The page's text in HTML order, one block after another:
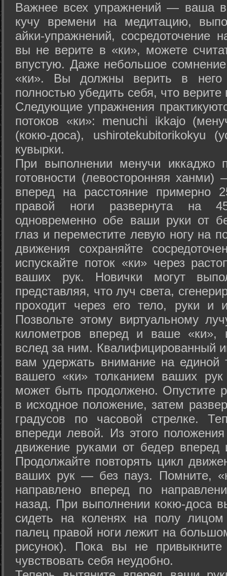
Важнее всех упражнений — ваша
кучу времени на медитацию,
айки-упражнений, сосредоточение
вы не верите в «ки», можете
впустую. Даже небольшое сомнение
«ки». Вы должны верить в
полностью убедить себя, что верите
Следующие упражнения
потоков «ки»: menuchi ikkajo
(кокю-доса), ushiro­tekubitori­kokyu
кувырки.
При выполнении менучи иккаджо
готовности (левосторонняя
вперед на расстояние примерно
правой ноги развернута на
одновременно обе ваши руки от
глаз и переместите левую ногу на
движения сохраняйте
испускайте поток «ки» через
ваших рук. Новички могут
представляя, что луч света,
проходит через его тело, руки и
Позвольте этому виртуальному
километров вперед и ваше «ки»,
вслед за ним. Квалифицированный
вам удержать внимание на единой
вашего «ки» толканием ваших
может быть продолжено. Опустите
в исходное положение, затем
градусов по часовой стрелке.
впереди левой. Из этого
движение руками от бедер вперед
Продолжайте повторять цикл
ваших рук — без пауз. Помните,
направлено вперед по
назад. При выполнении кокю-доса
сидеть на коленях на полу
палец правой ноги лежит на
рисунок). Пока вы не
чувствовать себя неудобно.